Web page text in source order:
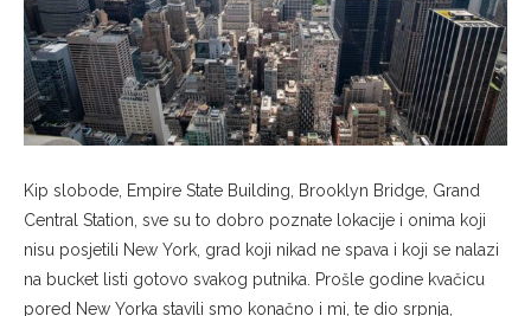
Kip slobode, Empire State Building, Brooklyn Bridge, Grand
Central Station, sve su to dobro poznate lokacije i onima koji
nisu posjetili New York, grad koji nikad ne spava i koji se nalazi
na bucket listi gotovo svakog putnika. Prošle godine kvačicu
pored New Yorka stavili smo konačno i mi, te dio srpnja,